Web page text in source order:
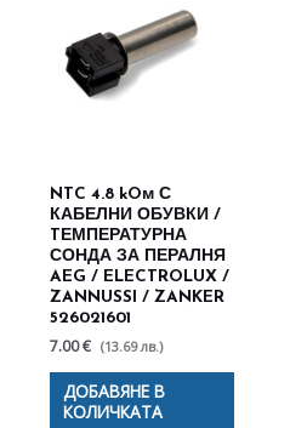
NTC 4.8 kOм С
КАБЕЛНИ ОБУВКИ /
TЕМПЕРАТУРНА
СОНДА ЗА ПЕРАЛНЯ
AEG / ELECTROLUX /
ZANNUSSI / ZANKER
526021601
7.00 € (13.69 лв.)
ДОБАВЯНЕ В
КОЛИЧКАТА